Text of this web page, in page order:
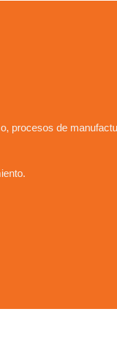
procesos de